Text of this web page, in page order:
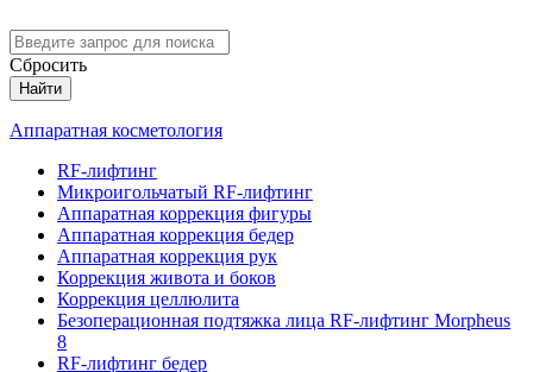
Сбросить
Найти
Аппаратная косметология
RF-лифтинг
Микроигольчатый RF-лифтинг
Аппаратная коррекция фигуры
Аппаратная коррекция бедер
Аппаратная коррекция рук
Коррекция живота и боков
Коррекция целлюлита
Безоперационная подтяжка лица RF-лифтинг Morpheus
8
RF-лифтинг бедер